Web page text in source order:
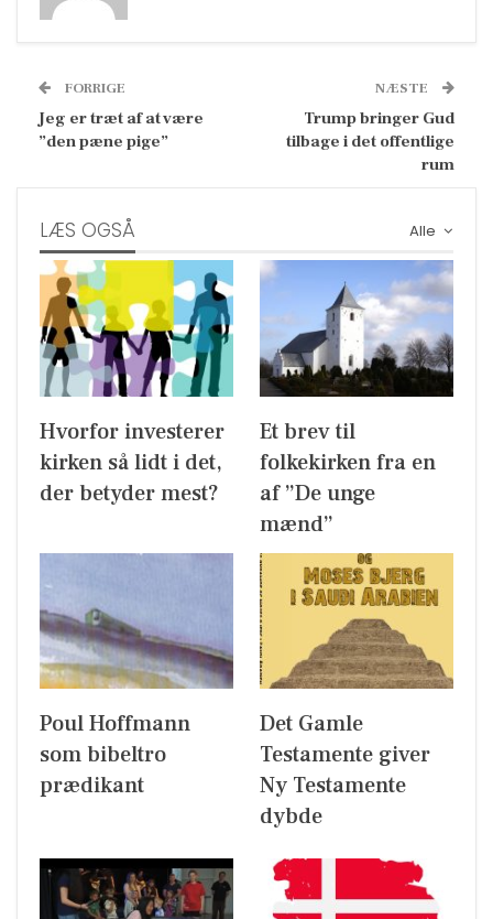
FORRIGE
Jeg er træt af at være
”den pæne pige”
NÆSTE
Trump bringer Gud
tilbage i det offentlige
rum
Alle
LÆS OGSÅ
Hvorfor investerer
kirken så lidt i det,
der betyder mest?
Et brev til
folkekirken fra en
af ”De unge
mænd”
Poul Hoffmann
som bibeltro
prædikant
Det Gamle
Testamente giver
Ny Testamente
dybde